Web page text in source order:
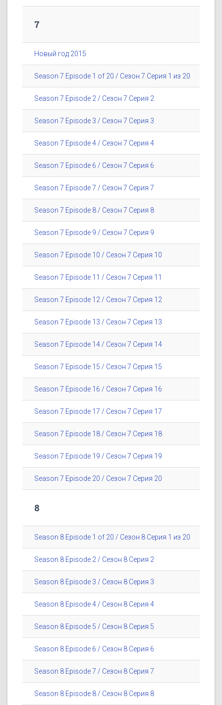
7
Новый год 2015
Season 7 Episode 1 of 20 / Сезон 7 Серия 1 из 20
Season 7 Episode 2 / Сезон 7 Серия 2
Season 7 Episode 3 / Сезон 7 Серия 3
Season 7 Episode 4 / Сезон 7 Серия 4
Season 7 Episode 6 / Сезон 7 Серия 6
Season 7 Episode 7 / Сезон 7 Серия 7
Season 7 Episode 8 / Сезон 7 Серия 8
Season 7 Episode 9 / Сезон 7 Серия 9
Season 7 Episode 10 / Сезон 7 Серия 10
Season 7 Episode 11 / Сезон 7 Серия 11
Season 7 Episode 12 / Сезон 7 Серия 12
Season 7 Episode 13 / Сезон 7 Серия 13
Season 7 Episode 14 / Сезон 7 Серия 14
Season 7 Episode 15 / Сезон 7 Серия 15
Season 7 Episode 16 / Сезон 7 Серия 16
Season 7 Episode 17 / Сезон 7 Серия 17
Season 7 Episode 18 / Сезон 7 Серия 18
Season 7 Episode 19 / Сезон 7 Серия 19
Season 7 Episode 20 / Сезон 7 Серия 20
8
Season 8 Episode 1 of 20 / Сезон 8 Серия 1 из 20
Season 8 Episode 2 / Сезон 8 Серия 2
Season 8 Episode 3 / Сезон 8 Серия 3
Season 8 Episode 4 / Сезон 8 Серия 4
Season 8 Episode 5 / Сезон 8 Серия 5
Season 8 Episode 6 / Сезон 8 Серия 6
Season 8 Episode 7 / Сезон 8 Серия 7
Season 8 Episode 8 / Сезон 8 Серия 8